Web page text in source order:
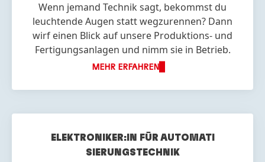
Wenn jemand Technik sagt, bekommst du
leuchtende Augen statt wegzurennen? Dann
wirf einen Blick auf unsere Produktions- und
Fertigungsanlagen und nimm sie in Betrieb.
MEHR ERFAHREN
ELEKTRONIKER:IN FÜR AUTOMATI
SIERUNGSTECHNIK